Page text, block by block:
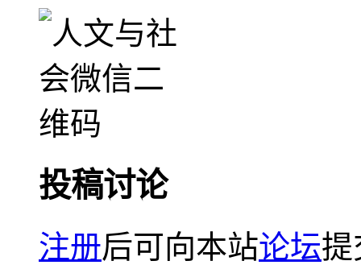
投稿讨论
注册后可向本站论坛提